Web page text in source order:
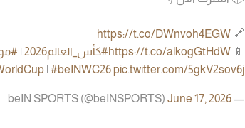
🔗
https://t.co/DWnvoh4EGW
📱
https://t.co/alkogGtHdW#كأس_العالم2026 |
| #beINWC26pic.twitter.com/5gkV2sov6j
— beIN SPORTS (@beINSPORTS)
June 17, 2026